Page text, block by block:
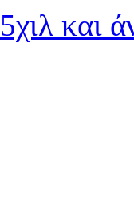
5χιλ και